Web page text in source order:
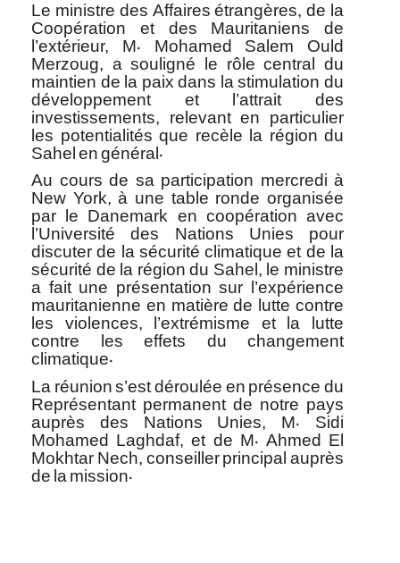
Le ministre des Affaires étrangères, de la
Coopération et des Mauritaniens de
l’extérieur, M. Mohamed Salem Ould
Merzoug, a souligné le rôle central du
maintien de la paix dans la stimulation du
développement et l’attrait des
investissements, relevant en particulier
les potentialités que recèle la région du
Sahel en général.
Au cours de sa participation mercredi à
New York, à une table ronde organisée
par le Danemark en coopération avec
l’Université des Nations Unies pour
discuter de la sécurité climatique et de la
sécurité de la région du Sahel, le ministre
a fait une présentation sur l’expérience
mauritanienne en matière de lutte contre
les violences, l’extrémisme et la lutte
contre les effets du changement
climatique.
La réunion s’est déroulée en présence du
Représentant permanent de notre pays
auprès des Nations Unies, M. Sidi
Mohamed Laghdaf, et de M. Ahmed El
Mokhtar Nech, conseiller principal auprès
de la mission.